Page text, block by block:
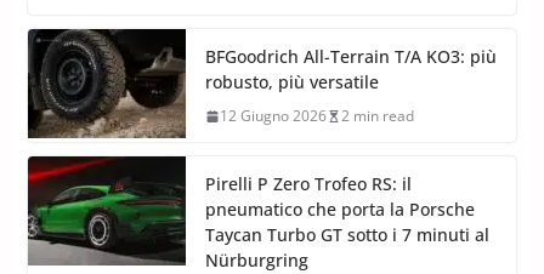
BFGoodrich All-Terrain T/A KO3: più
robusto, più versatile
12 Giugno 2026 2 min read
Pirelli P Zero Trofeo RS: il
pneumatico che porta la Porsche
Taycan Turbo GT sotto i 7 minuti al
Nürburgring